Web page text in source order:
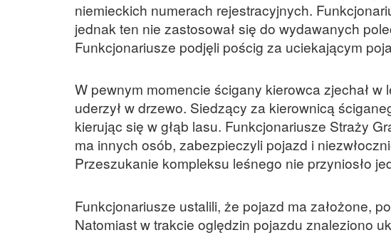
niemieckich numerach rejestracyjnych.
jednak ten nie zastosował się do wydawanych
Funkcjonariusze podjęli pościg za uciekającym
W pewnym momencie ścigany kierowca zjechał
uderzył w drzewo. Siedzący za kierownicą
kierując się w głąb lasu. Funkcjonariusze Straży
ma innych osób, zabezpieczyli pojazd i
Przeszukanie kompleksu leśnego nie przyniosło
Funkcjonariusze ustalili, że pojazd ma założone,
Natomiast w trakcie oględzin pojazdu znaleziono